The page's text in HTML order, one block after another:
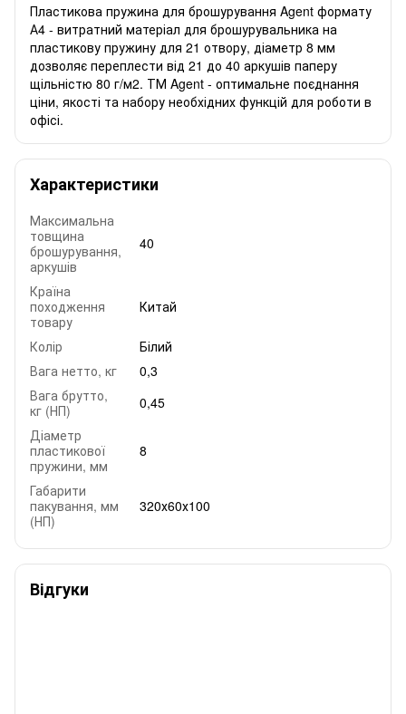
Пластикова пружина для брошурування Agent формату
А4 - витратний матеріал для брошурувальника на
пластикову пружину для 21 отвору, діаметр 8 мм
дозволяє переплести від 21 до 40 аркушів паперу
щільністю 80 г/м2. ТМ Agent - оптимальне поєднання
ціни, якості та набору необхідних функцій для роботи в
офісі.
Характеристики
Максимальна
товщина
брошурування,
аркушів
40
Країна
походження
товару
Китай
Колір
Білий
Вага нетто, кг
0,3
Вага брутто,
кг (НП)
0,45
Діаметр
пластикової
пружини, мм
8
Габарити
пакування, мм
(НП)
320х60х100
Відгуки